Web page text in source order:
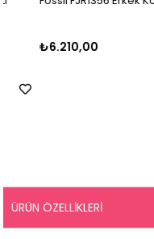
₺6.210,00
ÜRÜN ÖZELLIKLERI